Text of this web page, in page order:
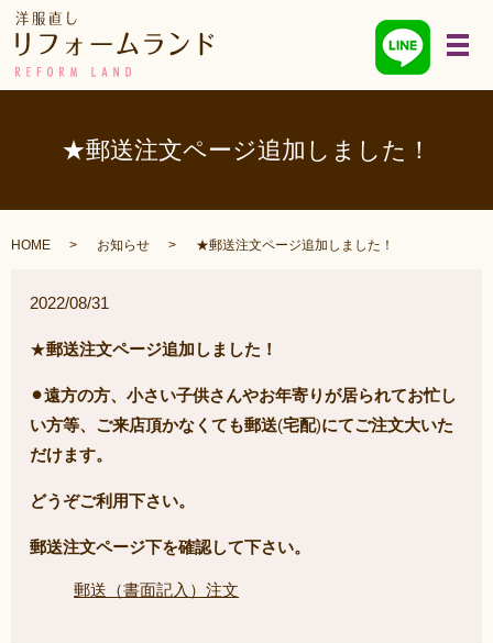
メ
★郵送注文ページ追加しました！
HOME お知らせ ★郵送注文ページ追加しました！
2022/08/31
★郵送注文ページ追加しました！
⚫︎遠方の方、小さい子供さんやお年寄りが居られてお忙し
い方等、ご来店頂かなくても郵送(宅配)にてご注文大いた
だけます。
どうぞご利用下さい。
郵送注文ページ下を確認して下さい。
郵送（書面記入）注文